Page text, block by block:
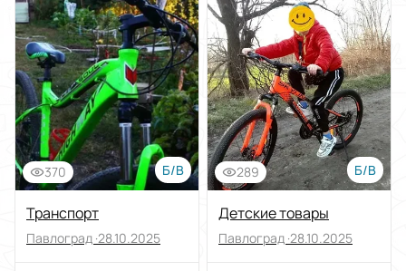
370 Б/В
Транспорт
Павлоград ·28.10.2025
289 Б/В
Детские товары
Павлоград ·28.10.2025